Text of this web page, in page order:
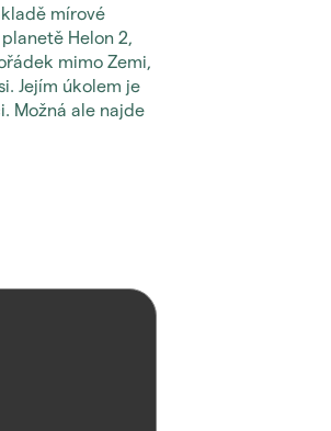
mírové
Helon 2,
mimo Zemi,
Jejím úkolem je
Možná ale najde